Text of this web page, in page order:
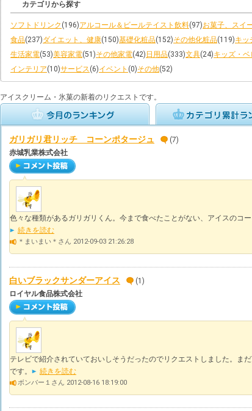
カテゴリから探す
ソフトドリンク (196)アルコール＆ビールテイスト飲料(97)お菓子、スイ
食品(237)ダイエット、健康(150)基礎化粧品(152)その他化粧品(119)キッ
生活家電(53)美容家電(51)その他家電(42) 日用品(333)文具(24)キッズ・ベ
インテリア(10)サービス(6)イベント (0)その他(52)
アイスクリーム・氷菓の新着のリクエストです。
ガリガリ君リッチ コーンポタージュ
(7)
赤城乳業株式会社
色々な種類があるガリガリくん。今まで食べたことがない、アイスのコ
続きを読む
＊まいまい＊さん 2012-09-03 21:26:28
白いブラックサンダーアイス
(1)
ロイヤル食品株式会社
テレビで紹介されていておいしそうだったのでリクエストしました。ま
です。
続きを読む
ボンバー１さん 2012-08-16 18:19:00